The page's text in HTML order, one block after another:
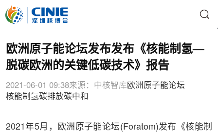
欧洲原子能论坛发布发布《核能制氢—
脱碳欧洲的关键低碳技术》报告
2021-06-01 09:38来源：中核智库欧洲原子能论坛
核能制氢碳排放碳中和
2021年5月，欧洲原子能论坛(Foratom)发布《核能制